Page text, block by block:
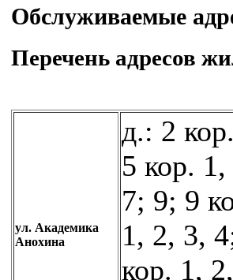
Обслуживаемые
Перечень адресов
ул. Академика
Анохина
д.: 2
5 кор.
7; 9; 9
1, 2, 3,
кор. 1,